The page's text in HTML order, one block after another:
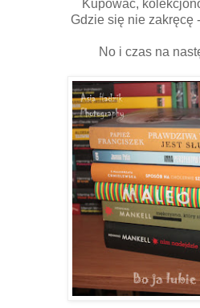
Kupować,
Gdzie się nie zakręcę
No i czas na